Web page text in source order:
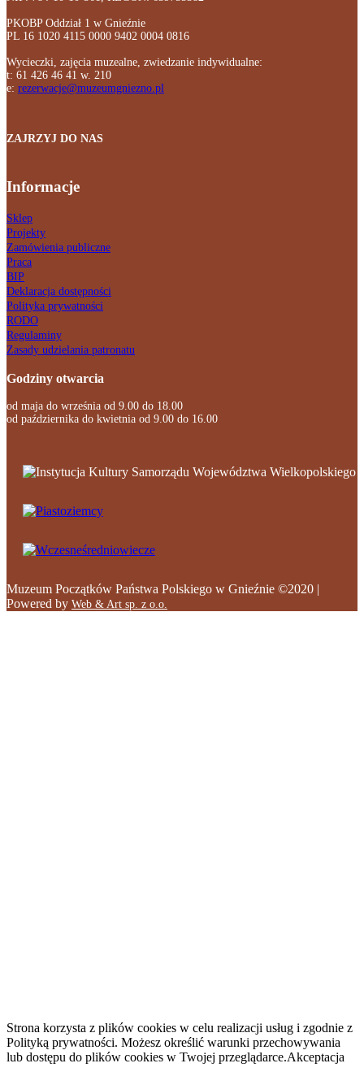
PKOBP Oddział 1 w Gnieźnie
PL 16 1020 4115 0000 9402 0004 0816
Wycieczki, zajęcia muzealne, zwiedzanie indywidualne:
t: 61 426 46 41 w. 210
e: rezerwacje@muzeumgniezno.pl
ZAJRZYJ DO NAS
Informacje
Sklep
Projekty
Zamówienia publiczne
Praca
BIP
Deklaracja dostępności
Polityka prywatności
RODO
Regulaminy
Zasady udzielania patronatu
Godziny otwarcia
od maja do września od 9.00 do 18.00
od października do kwietnia od 9.00 do 16.00
Muzeum Początków Państwa Polskiego w Gnieźnie ©2020 |
Powered by Web & Art sp. z o.o.
Strona korzysta z plików cookies w celu realizacji usług i zgodnie z
Polityką prywatności. Możesz określić warunki przechowywania
lub dostępu do plików cookies w Twojej przeglądarce.Akceptacja